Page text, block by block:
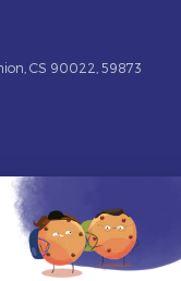
CS 90022, 59873